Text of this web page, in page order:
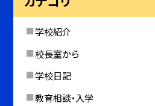
学校紹介
校長室から
学校日記
教育相談・入学